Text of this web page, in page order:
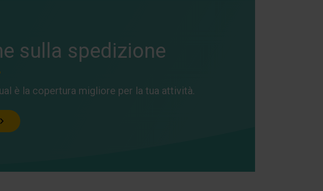
sulla spedizione
è la copertura migliore per la tua attività.